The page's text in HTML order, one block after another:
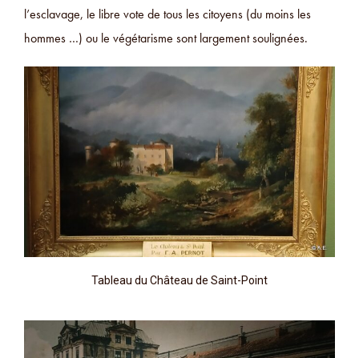
l’esclavage, le libre vote de tous les citoyens (du moins les
hommes …) ou le végétarisme sont largement soulignées.
Tableau du Château de Saint-Point